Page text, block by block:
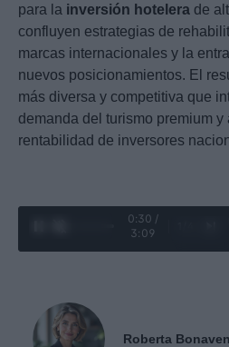
para la inversión hotelera de
confluyen estrategias de
marcas internacionales y la
nuevos posicionamientos. El
más diversa y competitiva que
demanda del turismo premium y
rentabilidad de inversores
0:32 /
3:09
Roberta